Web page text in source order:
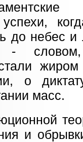
успехи,
до небес и
-
о
масс.
и